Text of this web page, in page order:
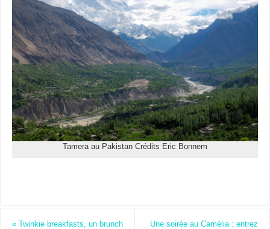
Tamera au Pakistan Crédits Eric Bonnem
«Twinkie breakfasts, un brunch
Une soirée au Camélia : entrez